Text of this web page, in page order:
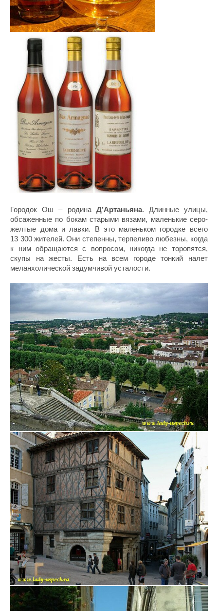
Городок Ош – родина Д’Артаньяна. Длинные улицы,
обсаженные по бокам старыми вязами, маленькие серо-
желтые дома и лавки. В это маленьком городке всего
13 300 жителей. Они степенны, терпеливо любезны, когда
к ним обращаются с вопросом, никогда не торопятся,
скупы на жесты. Есть на всем городе тонкий налет
меланхолической задумчивой усталости.